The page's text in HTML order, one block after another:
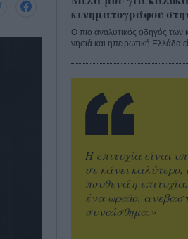
κινηματογράφου
Ο πιο αναλυτικός οδηγός των
νησιά και ηπειρωτική Ελλάδα
Η επιτυχία είναι
σε κάνει καλύτερο,
πουθενά η
ένα ωραίο,
συναίσθημα.»